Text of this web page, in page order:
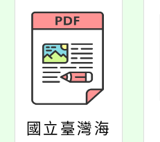
國立臺灣海